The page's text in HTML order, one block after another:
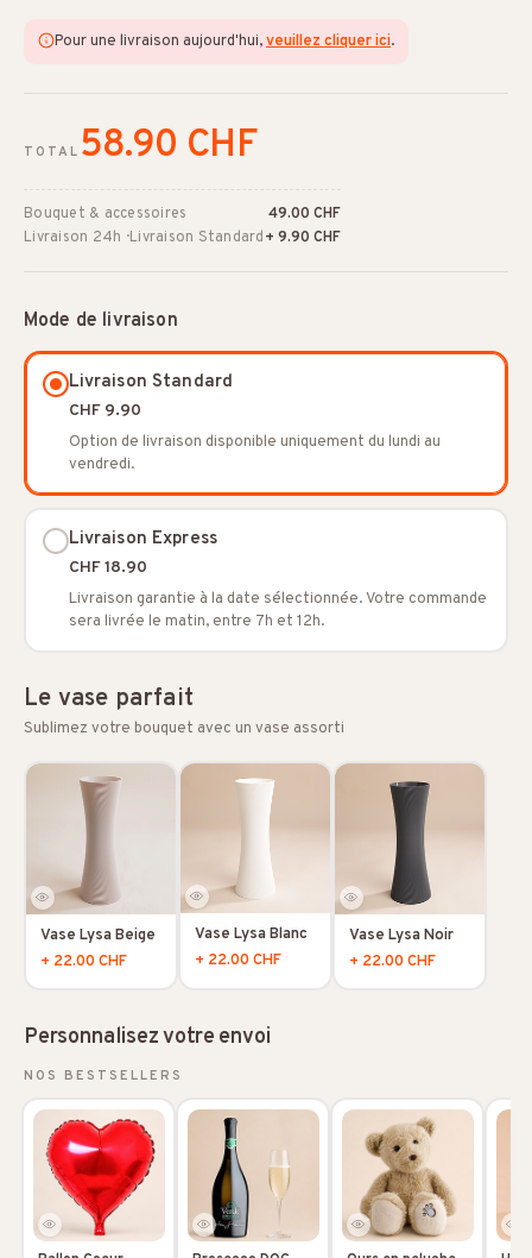
Pour une livraison aujourd'hui,veuillez cliquer ici.
TOTAL 58.90 CHF
Bouquet & accessoires
49.00 CHF
Livraison 24h · Livraison Standard+ 9.90 CHF
Mode de livraison
Livraison Standard
CHF 9.90
Option de livraison disponible uniquement du lundi au
vendredi.
Livraison Express
CHF 18.90
Livraison garantie à la date sélectionnée. Votre commande
sera livrée le matin, entre 7h et 12h.
Le vase parfait
Sublimez votre bouquet avec un vase assorti
Vase Lysa Beige
+ 22.00 CHF
Vase Lysa Blanc
+ 22.00 CHF
Vase Lysa Noir
+ 22.00 CHF
Personnalisez votre envoi
NOS BESTSELLERS